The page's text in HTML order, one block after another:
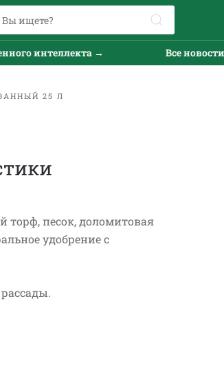
интеллекта → Все новости
25 Л
торф, песок, доломитовая
удобрение с